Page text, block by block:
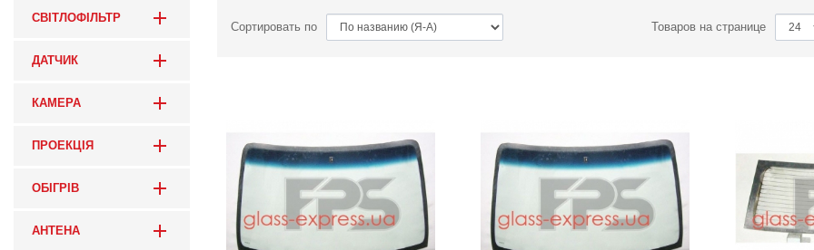
СВІТЛОФІЛЬТР
ДАТЧИК
КАМЕРА
ПРОЕКЦІЯ
ОБІГРІВ
АНТЕНА
Сортировать по Товаров на странице